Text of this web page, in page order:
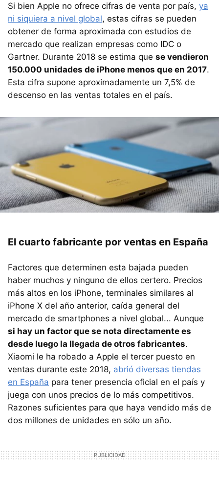
Si bien Apple no ofrece cifras de venta por país, ya
ni siquiera a nivel global, estas cifras se pueden
obtener de forma aproximada con estudios de
mercado que realizan empresas como IDC o
Gartner. Durante 2018 se estima que se vendieron
150.000 unidades de iPhone menos que en 2017.
Esta cifra supone aproximadamente un 7,5% de
descenso en las ventas totales en el país.
El cuarto fabricante por ventas en España
Factores que determinen esta bajada pueden
haber muchos y ninguno de ellos certero. Precios
más altos en los iPhone, terminales similares al
iPhone X del año anterior, caída general del
mercado de smartphones a nivel global... Aunque
si hay un factor que se nota directamente es
desde luego la llegada de otros fabricantes.
Xiaomi le ha robado a Apple el tercer puesto en
ventas durante este 2018, abrió diversas tiendas
en España para tener presencia oficial en el país y
juega con unos precios de lo más competitivos.
Razones suficientes para que haya vendido más de
dos millones de unidades en sólo un año.